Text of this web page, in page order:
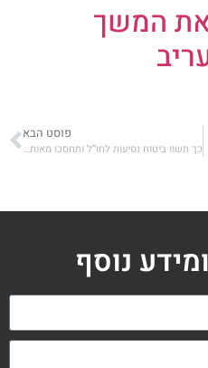
המשך
פוסט הבא
כך תשוו ביטוח נסיעות לחו”ל ותחסכו מאות שקלים
נוסף